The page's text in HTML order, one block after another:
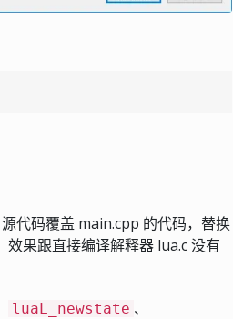
代码覆盖 main.cpp 的代码，替换
效果跟直接编译解释器 lua.c 没有
luaL_newstate 、